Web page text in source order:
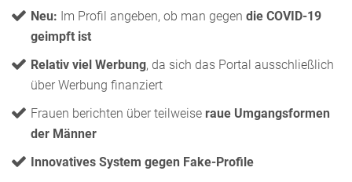
Neu: Im Profil angeben, ob man gegen die COVID-19
geimpft ist
Relativ viel Werbung, da sich das Portal ausschließlich
über Werbung finanziert
Frauen berichten über teilweise raue Umgangsformen
der Männer
Innovatives System gegen Fake-Profile